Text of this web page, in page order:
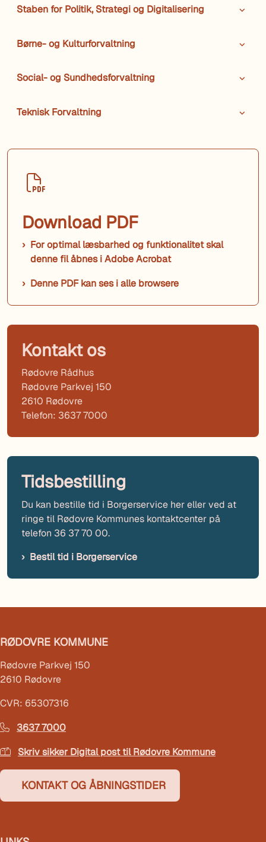
Staben for Politik, Strategi og Digitalisering
Børne- og Kulturforvaltning
Social- og Sundhedsforvaltning
Teknisk Forvaltning
Download PDF
For optimal læsbarhed og funktionalitet skal
denne fil åbnes i Adobe Acrobat
Denne PDF kan ses i alle browsere
Kontakt os
Rødovre Rådhus
Rødovre Parkvej 150
2610 Rødovre
Telefon: 3637 7000
Tidsbestilling
Du kan bestille tid i Borgerservice her eller ved at
ringe til Rødovre Kommunes kontaktcenter på
telefon 36 37 70 00.
Bestil tid i Borgerservice
RØDOVRE KOMMUNE
Rødovre Parkvej 150
2610 Rødovre
CVR: 65307316
3637 7000
Skriv sikker Digital post til Rødovre Kommune
KONTAKT OG ÅBNINGSTIDER